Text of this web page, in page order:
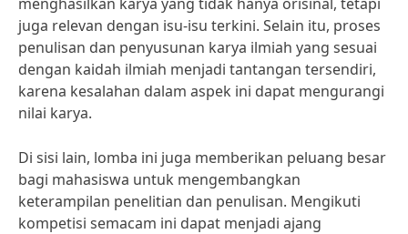
juga relevan dengan isu-isu terkini. Selain itu, proses
penulisan dan penyusunan karya ilmiah yang sesuai
dengan kaidah ilmiah menjadi tantangan tersendiri,
karena kesalahan dalam aspek ini dapat mengurangi
nilai karya.
Di sisi lain, lomba ini juga memberikan peluang besar
bagi mahasiswa untuk mengembangkan
keterampilan penelitian dan penulisan. Mengikuti
kompetisi semacam ini dapat menjadi ajang